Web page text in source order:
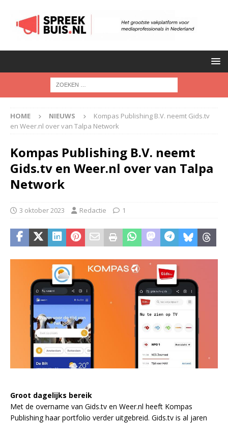
HOME NIEUWS
Kompas Publishing B.V. neemt Gids.tv
en Weer.nl over van Talpa Network
Kompas Publishing B.V. neemt
Gids.tv en Weer.nl over van Talpa
Network
3 oktober 2023 Redactie 1
Groot dagelijks bereik
Met de overname van Gids.tv en Weer.nl heeft Kompas
Publishing haar portfolio verder uitgebreid. Gids.tv is al jaren